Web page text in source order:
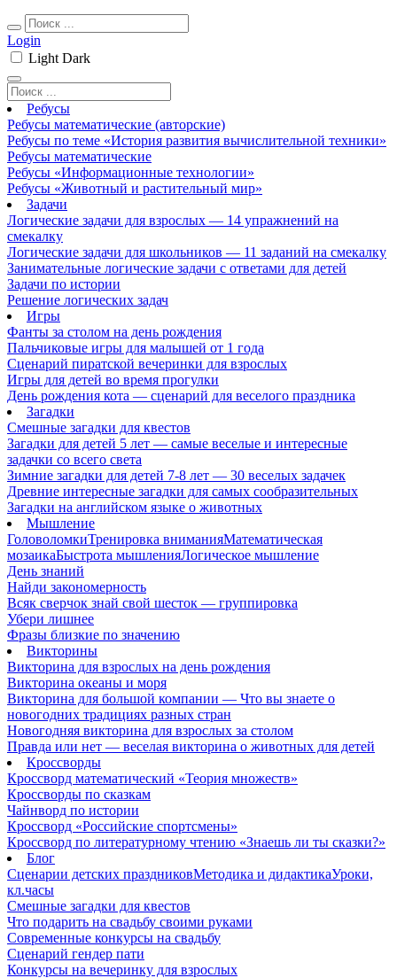
Login
Light Dark
Ребусы
Ребусы математические (авторские)
Ребусы по теме «История развития вычислительной техники»
Ребусы математические
Ребусы «Информационные технологии»
Ребусы «Животный и растительный мир»
Задачи
Логические задачи для взрослых — 14 упражнений на
смекалку
Логические задачи для школьников — 11 заданий на смекалку
Занимательные логические задачи с ответами для детей
Задачи по истории
Решение логических задач
Игры
Фанты за столом на день рождения
Пальчиковые игры для малышей от 1 года
Сценарий пиратской вечеринки для взрослых
Игры для детей во время прогулки
День рождения кота — сценарий для веселого праздника
Загадки
Смешные загадки для квестов
Загадки для детей 5 лет — самые веселые и интересные
задачки со всего света
Зимние загадки для детей 7-8 лет — 30 веселых задачек
Древние интересные загадки для самых сообразительных
Загадки на английском языке о животных
Мышление
ГоловоломкиТренировка вниманияМатематическая
мозаикаБыстрота мышленияЛогическое мышление
День знаний
Найди закономерность
Всяк сверчок знай свой шесток — группировка
Убери лишнее
Фразы близкие по значению
Викторины
Викторина для взрослых на день рождения
Викторина океаны и моря
Викторина для большой компании — Что вы знаете о
новогодних традициях разных стран
Новогодняя викторина для взрослых за столом
Правда или нет — веселая викторина о животных для детей
Кроссворды
Кроссворд математический «Теория множеств»
Кроссворды по сказкам
Чайнворд по истории
Кроссворд «Российские спортсмены»
Кроссворд по литературному чтению «Знаешь ли ты сказки?»
Блог
Сценарии детских праздниковМетодика и дидактикаУроки,
кл.часы
Смешные загадки для квестов
Что подарить на свадьбу своими руками
Современные конкурсы на свадьбу
Сценарий гендер пати
Конкурсы на вечеринку для взрослых